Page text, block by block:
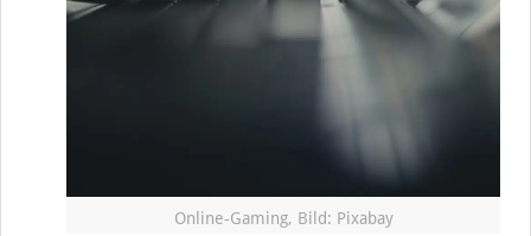
Online-Gaming, Bild: Pixabay